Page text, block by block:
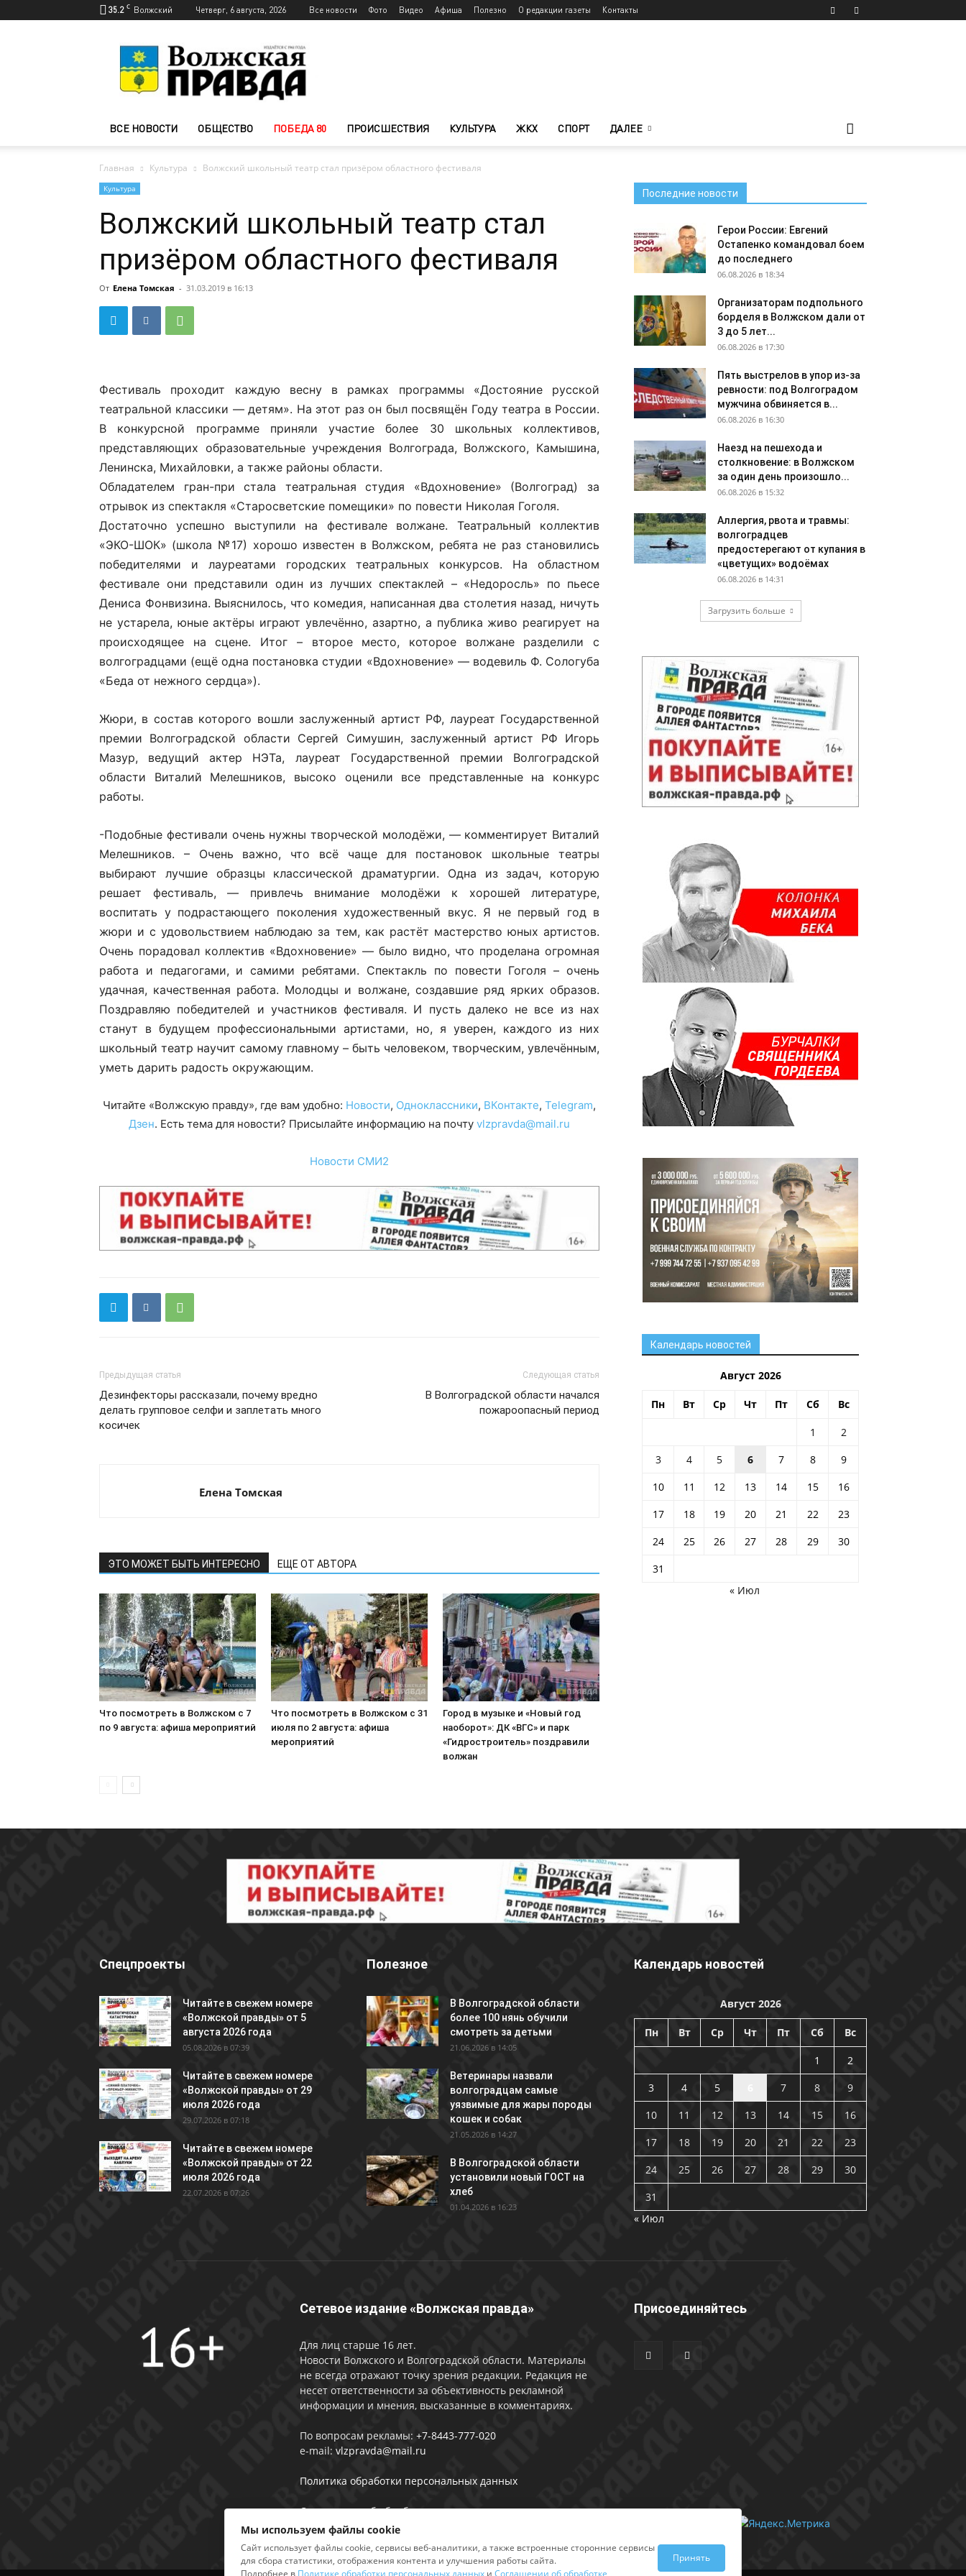
35.2 C Волжский Четверг, 6 августа, 2026 Все новости Фото Видео Афиша Полезно О редакции газеты Контакты
Волжского
—
Волжская
ВСЕ НОВОСТИ ОБЩЕСТВО ПОБЕДА 80 ПРОИСШЕСТВИЯ КУЛЬТУРА ЖКХ СПОРТ ДАЛЕЕ
Главная Культура Волжский школьный театр стал призёром областного фестиваля
Культура
Волжский школьный театр стал
призёром областного фестиваля
От Елена Томская - 31.03.2019 в 16:13
Фестиваль проходит каждую весну в рамках программы «Достояние русской
театральной классики — детям». На этот раз он был посвящён Году театра в России.
В конкурсной программе приняли участие более 30 школьных коллективов,
представляющих образовательные учреждения Волгограда, Волжского, Камышина,
Ленинска, Михайловки, а также районы области.
Обладателем гран-при стала театральная студия «Вдохновение» (Волгоград) за
отрывок из спектакля «Старосветские помещики» по повести Николая Гоголя.
Достаточно успешно выступили на фестивале волжане. Театральный коллектив
«ЭКО-ШОК» (школа №17) хорошо известен в Волжском, ребята не раз становились
победителями и лауреатами городских театральных конкурсов. На областном
фестивале они представили один из лучших спектаклей – «Недоросль» по пьесе
Дениса Фонвизина. Выяснилось, что комедия, написанная два столетия назад, ничуть
не устарела, юные актёры играют увлечённо, азартно, а публика живо реагирует на
происходящее на сцене. Итог – второе место, которое волжане разделили с
волгоградцами (ещё одна постановка студии «Вдохновение» — водевиль Ф. Сологуба
«Беда от нежного сердца»).
Жюри, в состав которого вошли заслуженный артист РФ, лауреат Государственной
премии Волгоградской области Сергей Симушин, заслуженный артист РФ Игорь
Мазур, ведущий актер НЭТа, лауреат Государственной премии Волгоградской
области Виталий Мелешников, высоко оценили все представленные на конкурс
работы.
-Подобные фестивали очень нужны творческой молодёжи, — комментирует Виталий
Мелешников. – Очень важно, что всё чаще для постановок школьные театры
выбирают лучшие образцы классической драматургии. Одна из задач, которую
решает фестиваль, — привлечь внимание молодёжи к хорошей литературе,
воспитать у подрастающего поколения художественный вкус. Я не первый год в
жюри и с удовольствием наблюдаю за тем, как растёт мастерство юных артистов.
Очень порадовал коллектив «Вдохновение» — было видно, что проделана огромная
работа и педагогами, и самими ребятами. Спектакль по повести Гоголя – очень
удачная, качественная работа. Молодцы и волжане, создавшие ряд ярких образов.
Поздравляю победителей и участников фестиваля. И пусть далеко не все из нах
станут в будущем профессиональными артистами, но, я уверен, каждого из них
школьный театр научит самому главному – быть человеком, творческим, увлечённым,
уметь дарить радость окружающим.
Читайте «Волжскую правду», где вам удобно: Новости, Одноклассники, ВКонтакте, Telegram,
Дзен. Есть тема для новости? Присылайте информацию на почту vlzpravda@mail.ru
Новости СМИ2
Предыдущая статья
Дезинфекторы рассказали, почему вредно
делать групповое селфи и заплетать много
косичек
Следующая статья
В Волгоградской области начался
пожароопасный период
Елена Томская
ЭТО МОЖЕТ БЫТЬ ИНТЕРЕСНО ЕЩЕ ОТ АВТОРА
Что посмотреть в Волжском с 7
по 9 августа: афиша мероприятий
Что посмотреть в Волжском с 31
июля по 2 августа: афиша
мероприятий
Город в музыке и «Новый год
наоборот»: ДК «ВГС» и парк
«Гидростроитель» поздравили
волжан
Последние новости
Герои России: Евгений
Остапенко командовал боем
до последнего
06.08.2026 в 18:34
Организаторам подпольного
борделя в Волжском дали от
3 до 5 лет...
06.08.2026 в 17:30
Пять выстрелов в упор из-за
ревности: под Волгоградом
мужчина обвиняется в...
06.08.2026 в 16:30
Наезд на пешехода и
столкновение: в Волжском
за один день произошло...
06.08.2026 в 15:32
Аллергия, рвота и травмы:
волгоградцев
предостерегают от купания в
«цветущих» водоёмах
06.08.2026 в 14:31
Загрузить больше
Календарь новостей
Август 2026
Пн Вт Ср Чт Пт Сб Вс
1
2
3
4 5 6 7 8
9
10
11 12 13 14 15
16
17
18 19 20 21 22
23
24
25 26 27 28 29
30
31
« Июл
Спецпроекты
Читайте в свежем номере
«Волжской правды» от 5
августа 2026 года
05.08.2026 в 07:39
Читайте в свежем номере
«Волжской правды» от 29
июля 2026 года
29.07.2026 в 07:18
Читайте в свежем номере
«Волжской правды» от 22
июля 2026 года
22.07.2026 в 07:26
Полезное
В Волгоградской области
более 100 нянь обучили
смотреть за детьми
21.06.2026 в 14:05
Ветеринары назвали
волгоградцам самые
уязвимые для жары породы
кошек и собак
21.05.2026 в 14:27
В Волгоградской области
установили новый ГОСТ на
хлеб
01.04.2026 в 16:23
Календарь новостей
Август 2026
Пн Вт Ср Чт Пт Сб Вс
1
2
3
4 5 7 8
9
10
11 12 13 14 15
16
17
18 19 20 21 22
23
24
25 26 27 28 29
30
31
« Июл
Сетевое издание «Волжская правда»
Для лиц старше 16 лет.
Новости Волжского и Волгоградской области. Материалы
не всегда отражают точку зрения редакции. Редакция не
несет ответственности за объективность рекламной
информации и мнения, высказанные в комментариях.
По вопросам рекламы: +7-8443-777-020
e-mail: vlzpravda@mail.ru
Политика обработки персональных данных
Соглашении об обработке персональных данных
Присоединяйтесь
Мы используем файлы cookie
Сайт использует файлы cookie, сервисы веб-аналитики, а также встроенные сторонние сервисы
для сбора статистики, отображения контента и улучшения работы сайта.
Подробнее в Политике обработки персональных данных и Соглашении об обработке
Принять